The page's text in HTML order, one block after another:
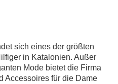
sich eines der größten
in Katalonien. Außer
Mode bietet die Firma
Accessoires für die Dame